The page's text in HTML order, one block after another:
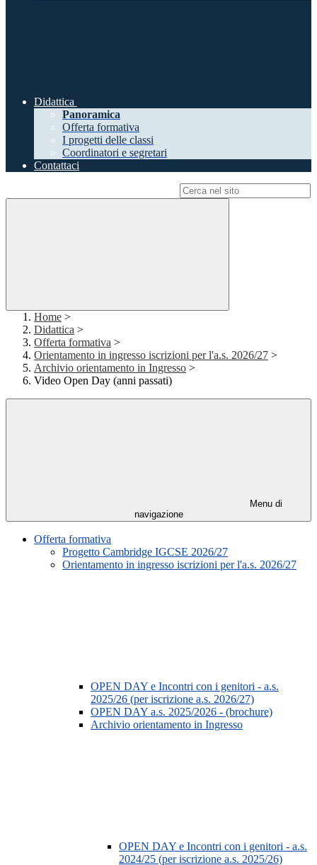
Didattica
Panoramica
Offerta formativa
I progetti delle classi
Coordinatori e segretari
Contattaci
Home >
Didattica >
Offerta formativa >
Orientamento in ingresso iscrizioni per l'a.s. 2026/27 >
Archivio orientamento in Ingresso >
Video Open Day (anni passati)
Menu di
navigazione
Offerta formativa
Progetto Cambridge IGCSE 2026/27
Orientamento in ingresso iscrizioni per l'a.s. 2026/27
OPEN DAY e Incontri con i genitori - a.s.
2025/26 (per iscrizione a.s. 2026/27)
OPEN DAY a.s. 2025/2026 - (brochure)
Archivio orientamento in Ingresso
OPEN DAY e Incontri con i genitori - a.s.
2024/25 (per iscrizione a.s. 2025/26)